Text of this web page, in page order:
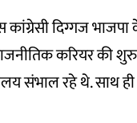
दिग्गज
करियर की
संभाल रहे थे. साथ